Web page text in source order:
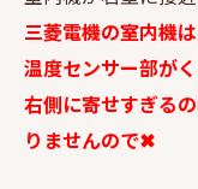
三菱電機の室内機
温度センサー部がく
右側に寄せすぎる
りませんので✖